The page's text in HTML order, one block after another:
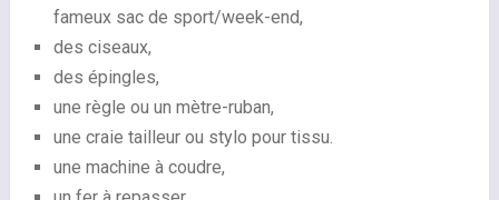
fameux sac de sport/week-end,
des ciseaux,
des épingles,
une règle ou un mètre-ruban,
une craie tailleur ou stylo pour tissu.
une machine à coudre,